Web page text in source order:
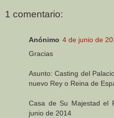
1 comentario:
Anónimo 4 de junio de
Gracias
Asunto: Casting del
nuevo Rey o Reina de
Casa de Su Majestad el
junio de 2014